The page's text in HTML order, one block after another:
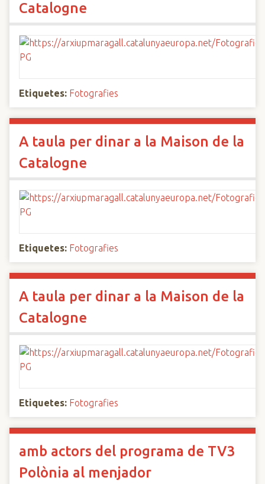
Catalogne
Etiquetes: Fotografies
A taula per dinar a la Maison de la
Catalogne
Etiquetes: Fotografies
A taula per dinar a la Maison de la
Catalogne
Etiquetes: Fotografies
amb actors del programa de TV3
Polònia al menjador